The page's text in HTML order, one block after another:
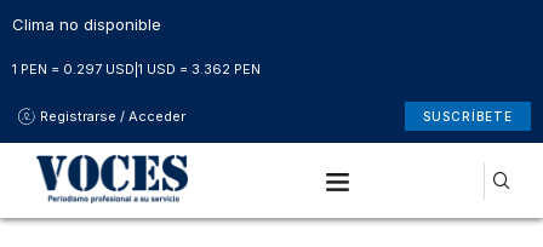
Clima no disponible
1 PEN = 0.297 USD 1 USD = 3.362 PEN
Registrarse / Acceder SUSCRÍBETE